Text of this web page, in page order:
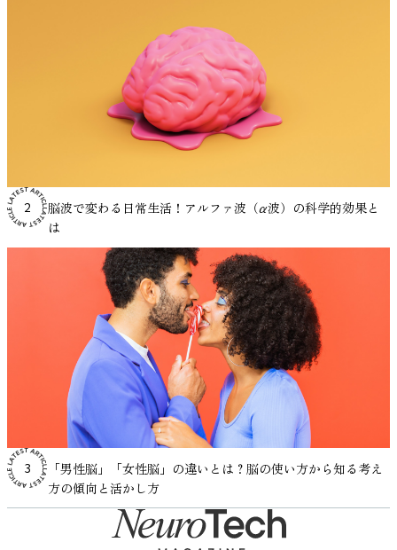
います。さらに、マインドフルネス介入がワーキングメモリ
のパフォーマンスを改善することを示す研究も報告されてい
集中し、雑念が浮かんだらそれに気づいて再び注意を戻すと
いう練習を繰り返します。この実践を通じて、注意の制御と
持続といった実行機能が鍛えられます。 参考：Moradi, A.,
The effects of mindfulness on working memory: a systematic
review and meta-analysis. bioRxiv.
https://www.biorxiv.org/content/10.1101/
4. 脳トレゲーム・アプリ ワーキングメモリを専門的に鍛え
ることを目的としたトレーニング用アプリやソフトウェアも
存在します。なかでも「Cogmed（コグメッド）」は、スウ
ェーデンのカロリンスカ研究所の研究に基づいて開発された
プログラムで、一定期間の使用でワーキングメモリの機能改
善がみられたという報告があります。 数字記憶や空間記
憶、反応制御など、ワーキングメモリのさまざまな要素にア
プローチできるため、特に子どもや発達特性のある人、高齢
者への活用も進められています。ただし、継続と負荷調整が
重要です。 参考：Cogmed公式HP：
https://www.workingmemory.training/ 5. 読書・音読による反
復記憶 文章を読む・音読する行為は、目や耳から入る情報
を処理しつつ、内容を理解して保持するという複合的な認知
活動です。特に音読は、記憶・言語処理・注意の3つを同時
ましたが、LEDランプに対するP3潜時は初心者の方がやや遅
い傾向があったのです。 統計的にも、経験者の方がわずか
に速いという結果が得られました。有意水準5％でかろうじ
て差が確認され、両グループ内で遅めの反応を示した人たち
に注目すると、経験者では約0.50秒、初心者では約0.55秒と
いう差がありました。 一方で、電球ランプでは運転経験に
にとっても反応が遅いため、経験の影響が表れにくい。しか
しLEDなら、そのわずかな差が現れるのだろう」と推測して
プにも素早く気付ける可能性が示された点は興味深い発見で
レーキランプ設計と脳の認知メカニズムを結びつけた先駆的
な試みですが、今後の展開次第では様々な分野への応用が考
えられます。 たとえば車両設計だけでなく、ドライバー教
育や運転支援システムへの応用も考えられます。脳波を活用
すれば、ドライバーが重要な信号を見落としていないか、そ
の注意喚起がどれほど効果的かを客観的に評価できるので
知アラームなど）についても、音や光のデザインを脳反応の
観点から最適化できるでしょう。企業にとっては「人間の脳
に響くUI/UX」を開発するヒントになるかもしれません。 さ
らに研究チームは、今後実際の道路環境で脳波計測を行い、
神経系の活動に関係する可能性も指摘されています。これら
の結果は、音楽がストレス反応に関わる身体の調節システム
に影響を与える可能性を示唆しています。 実際に医療現場
では、手術前の不安を軽減する目的や、治療中の心理的負担
を和らげる目的で音楽が用いられることがあります。音楽は
薬物を使用しない非侵襲的な方法であり、患者への身体的負
段として研究が進められています。 音楽療法についてより
詳しく知りたい方はこちら。 ・音楽療法とは？健康を支え
る音楽の力と実践アイデア集 参考：De Witte, M., Spruit, A.,
van Hooren, S., Moonen, X., & Stams, G. J. (2020). Effects of
music interventions on physiological and psychological stress
outcomes: A systematic review and meta-analysis. Health
Psychology Review, 14(2), 187–
224.https://pubmed.ncbi.nlm.nih.gov/31167611/ 音楽がストレ
スに関わる脳の働きに影響する仕組み 音楽がストレス反応
に影響を与える可能性については、脳の働きとの関係からも
研究が行われています。人間がストレスを感じたときには、
視床下部や扁桃体、海馬、前頭前野といった複数の脳領域が
関与します。これらの領域は感情の処理や記憶、意思決定な
どに関わる重要な部位です。 興味深いことに、音楽を聴い
たときにもこれらの脳領域が活動することが神経科学の研究
で報告されています。音楽は聴覚刺激として脳に入力される
だけでなく、感情や記憶と結びついた複雑な神経ネットワー
イントとおすすめソリューション 2. 気分向上による間接的
や作業持続時間に影響を与える可能性があります。
Thompsonら（2001）の研究では、明るくテンポの速い音楽
を聴いた条件で、被験者の気分と覚醒水準が高まり、その状
ただし研究者らは、これは音楽そのものが認知能力を直接高
めたのではなく、気分と覚醒水準の変化が課題成績に影響し
た可能性が高いと結論づけています。 つまり、作業用BGM
の効果は「脳を直接賢くする」というよりも、「気分や環境
を整えることで結果的に生産性へ影響する」と理解するのが
業パフォーマンスの関係については、肯定的な結果と否定的
な結果の両方が報告されています。 たとえば、
Lesiuk（2005）の研究では、ソフトウェア開発者を対象にし
た調査で、音楽を聴いているときの方が気分が良好で、自己
評価によるパフォーマンスが高かったと報告されています。
一方で、言語課題や記憶課題においては、歌詞付き音楽が成
績を低下させるという研究結果もあります（Perham &
Currie, 2014）。 総合的に見ると、 単純作業や反復作業では
プラスに働く場合がある 言語処理を伴う複雑な課題ではマ
イナスに働く可能性がある 個人差が大きい というのが、現
在の研究から読み取れる事実です。 生産性を高める作業用
はありません。課題の内容が言語処理を多く含む場合や、音
の強さが高すぎる場合には、成績が下がることもあります。
つまり、音がプラスに働くかマイナスに働くかは、状況によ
って変わるというのが研究の結論です。 以下では、実験研
究で明らかになっている事実を、わかりやすく紹介していき
介しています。 https://mag.viestyle.co.jp/masking-effect/
参考：Söderlund, G., Sikström, S., & Smart, A. (2007). Listen
to the noise: Noise affects cognitive performance differently
in ADHD and non-ADHD children. Journal of Child Psychology
and Psychiatry, 48(8), 840–847.
https://acamh.onlinelibrary.wiley.com/doi/abs/10.1111/j.1469-
7610.2007.01749.x ADHDにおける覚醒レベルの特性 ADHDの研
究では、「覚醒水準（arousal）」という概念がよく扱われ
ます。覚醒水準とは、脳がどれくらい活動的な状態にあるか
という指標です。一般に、人は覚醒水準が低すぎても高すぎ
ても作業効率が下がり、ちょうどよいレベルにあるときに最
もパフォーマンスが安定するとされています。
Zentall（1975）は、ADHDの子どもはこの覚醒水準が低めに
出やすい可能性があり、そのため追加の刺激を求める行動が
生じるという「最適刺激理論」を提案しました。この理論は
その後、多くの研究で検討されています。 もし覚醒水準が
2
脳波で変わる日常生活！アルファ波（α波）の科学的効果と
は
3
「男性脳」「女性脳」の違いとは？脳の使い方から知る考え
方の傾向と活かし方